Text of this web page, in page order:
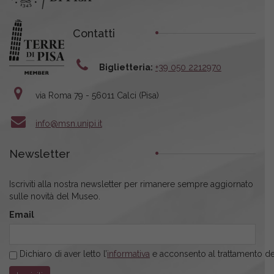
Contatti
Biglietteria: +39 050 2212970
via Roma 79 - 56011 Calci (Pisa)
info@msn.unipi.it
Newsletter
Iscriviti alla nostra newsletter per rimanere sempre aggiornato
sulle novità del Museo.
Email
Dichiaro di aver letto l’informativa e acconsento al trattamento